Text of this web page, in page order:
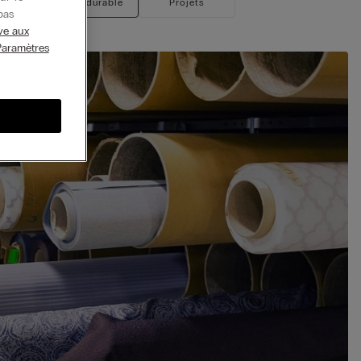
Collection durable Projets
aux